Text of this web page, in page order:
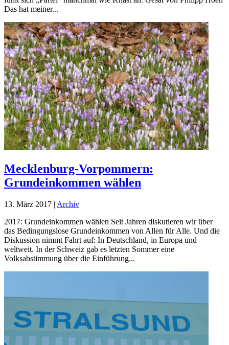
Das hat meiner...
Mecklenburg-Vorpommern:
Grundeinkommen wählen
13. März 2017 | Archiv
2017: Grundeinkommen wählen Seit Jahren diskutieren wir über
das Bedingungslose Grundeinkommen von Allen für Alle. Und die
Diskussion nimmt Fahrt auf: In Deutschland, in Europa und
weltweit. In der Schweiz gab es letzten Sommer eine
Volksabstimmung über die Einführung...